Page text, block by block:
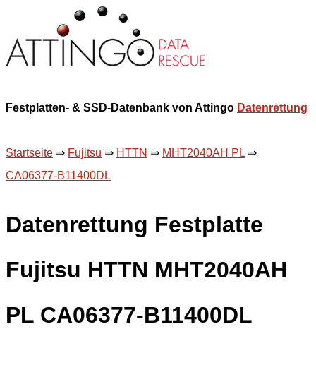
Festplatten- & SSD-Datenbank von Attingo Datenrettung
Startseite ⇒ Fujitsu ⇒ HTTN ⇒ MHT2040AH PL ⇒
CA06377-B11400DL
Datenrettung Festplatte
Fujitsu HTTN MHT2040AH
PL CA06377-B11400DL